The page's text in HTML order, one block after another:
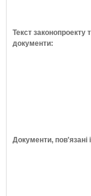
Текст законопроекту
документи:
Документи, пов'язані